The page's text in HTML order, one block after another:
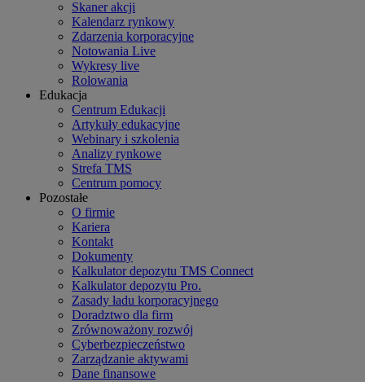
Skaner akcji
Kalendarz rynkowy
Zdarzenia korporacyjne
Notowania Live
Wykresy live
Rolowania
Edukacja
Centrum Edukacji
Artykuły edukacyjne
Webinary i szkolenia
Analizy rynkowe
Strefa TMS
Centrum pomocy
Pozostałe
O firmie
Kariera
Kontakt
Dokumenty
Kalkulator depozytu TMS Connect
Kalkulator depozytu Pro.
Zasady ładu korporacyjnego
Doradztwo dla firm
Zrównoważony rozwój
Cyberbezpieczeństwo
Zarządzanie aktywami
Dane finansowe